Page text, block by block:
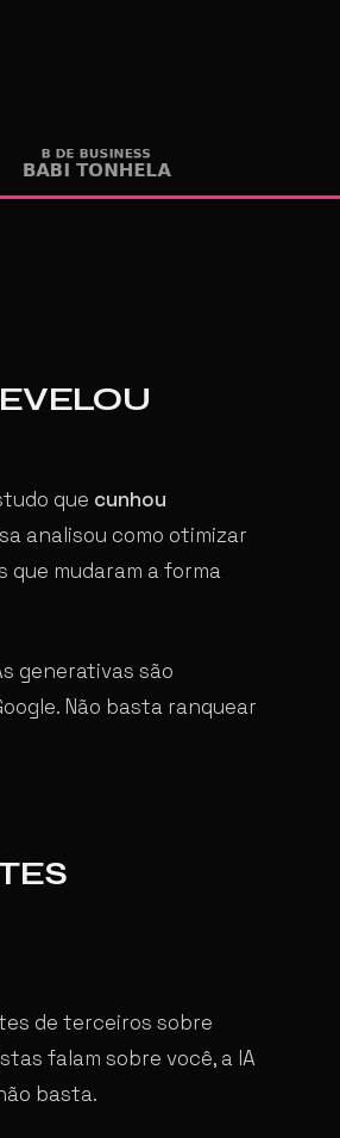
que cunhou
analisou como otimizar
mudaram a forma
generativas são
Não basta ranquear
de terceiros sobre
falam sobre você, a IA
basta.